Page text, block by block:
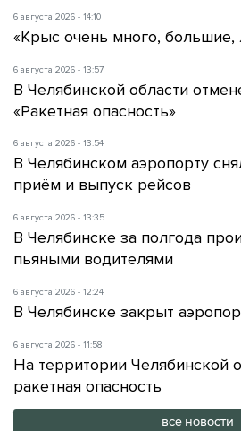
6 августа 2026 - 14:10
«Крыс очень много, большие,
6 августа 2026 - 13:57
В Челябинской области
«Ракетная опасность»
6 августа 2026 - 13:54
В Челябинском аэропорту
приём и выпуск рейсов
6 августа 2026 - 13:35
В Челябинске за полгода
пьяными водителями
6 августа 2026 - 12:24
В Челябинске закрыт
6 августа 2026 - 11:58
На территории Челябинской
ракетная опасность
все новости